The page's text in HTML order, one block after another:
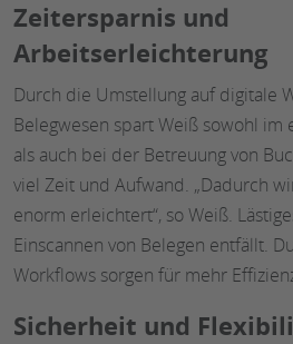
Zeitersparnis und
Arbeitserleichterung
Durch die Umstellung auf digitale
Belegwesen spart Weiß sowohl
als auch bei der Betreuung von
viel Zeit und Aufwand. „Dadurch
enorm erleichtert“, so Weiß.
Einscannen von Belegen entfällt.
Workflows sorgen für mehr
Sicherheit und